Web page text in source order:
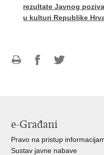
rezultate Javnog
u kulturi Republike
e-Građani
Pravo na pristup
Sustav javne nabave